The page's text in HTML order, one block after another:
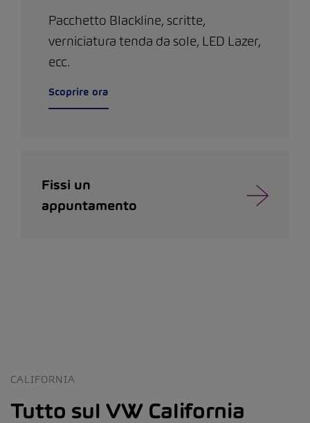
Pacchetto Blackline, scritte,
verniciatura tenda da sole, LED Lazer,
ecc.
Scoprire ora
Fissi un
appuntamento
CALIFORNIA
Tutto sul VW California